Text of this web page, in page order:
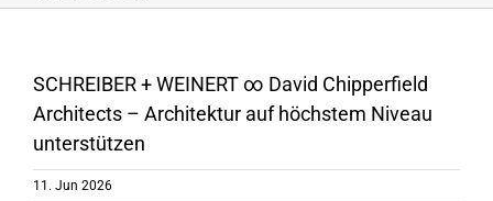
SCHREIBER + WEINERT ∞ David Chipperfield
Architects – Architektur auf höchstem Niveau
unterstützen
11. Jun 2026